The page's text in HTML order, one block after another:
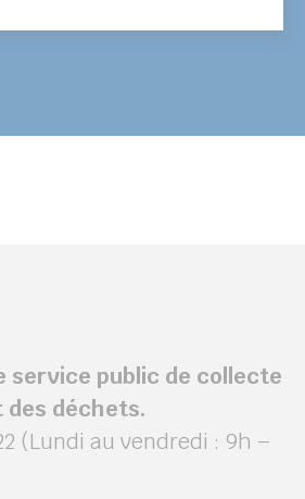
service public de collecte
déchets.
(Lundi au vendredi : 9h –